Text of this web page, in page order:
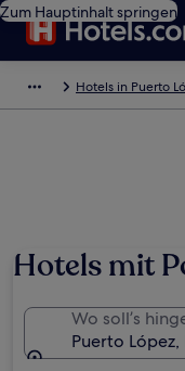
Zum Hauptinhalt springen
Hotels in Puerto
Hotels mit
Wo soll’s
Puerto